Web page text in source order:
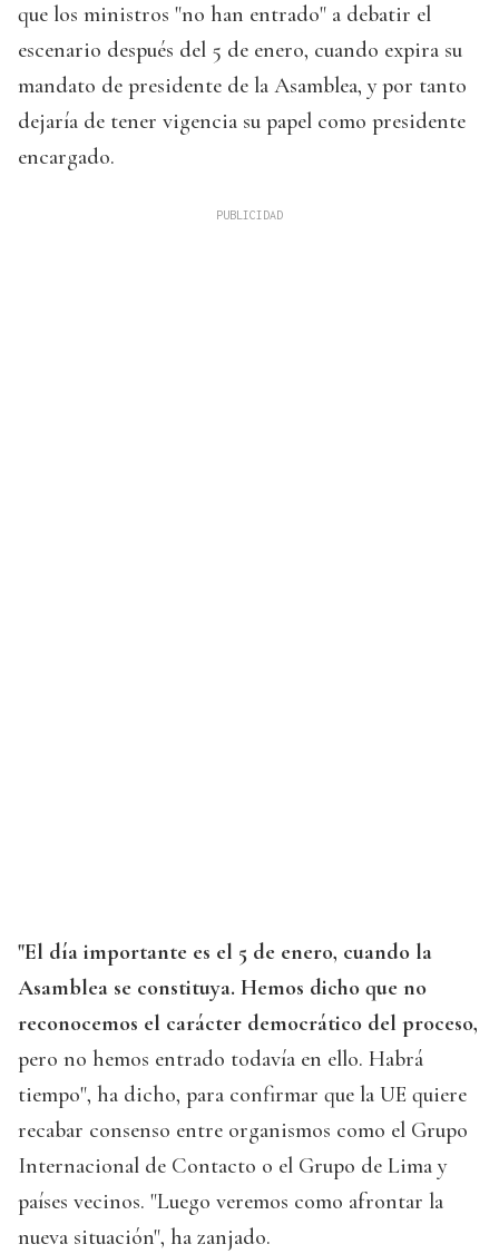
que los ministros "no han entrado" a debatir el
escenario después del 5 de enero, cuando expira su
mandato de presidente de la Asamblea, y por tanto
dejaría de tener vigencia su papel como presidente
encargado.
"El día importante es el 5 de enero, cuando la
Asamblea se constituya. Hemos dicho que no
reconocemos el carácter democrático del proceso,
pero no hemos entrado todavía en ello. Habrá
tiempo", ha dicho, para confirmar que la UE quiere
recabar consenso entre organismos como el Grupo
Internacional de Contacto o el Grupo de Lima y
países vecinos. "Luego veremos como afrontar la
nueva situación", ha zanjado.